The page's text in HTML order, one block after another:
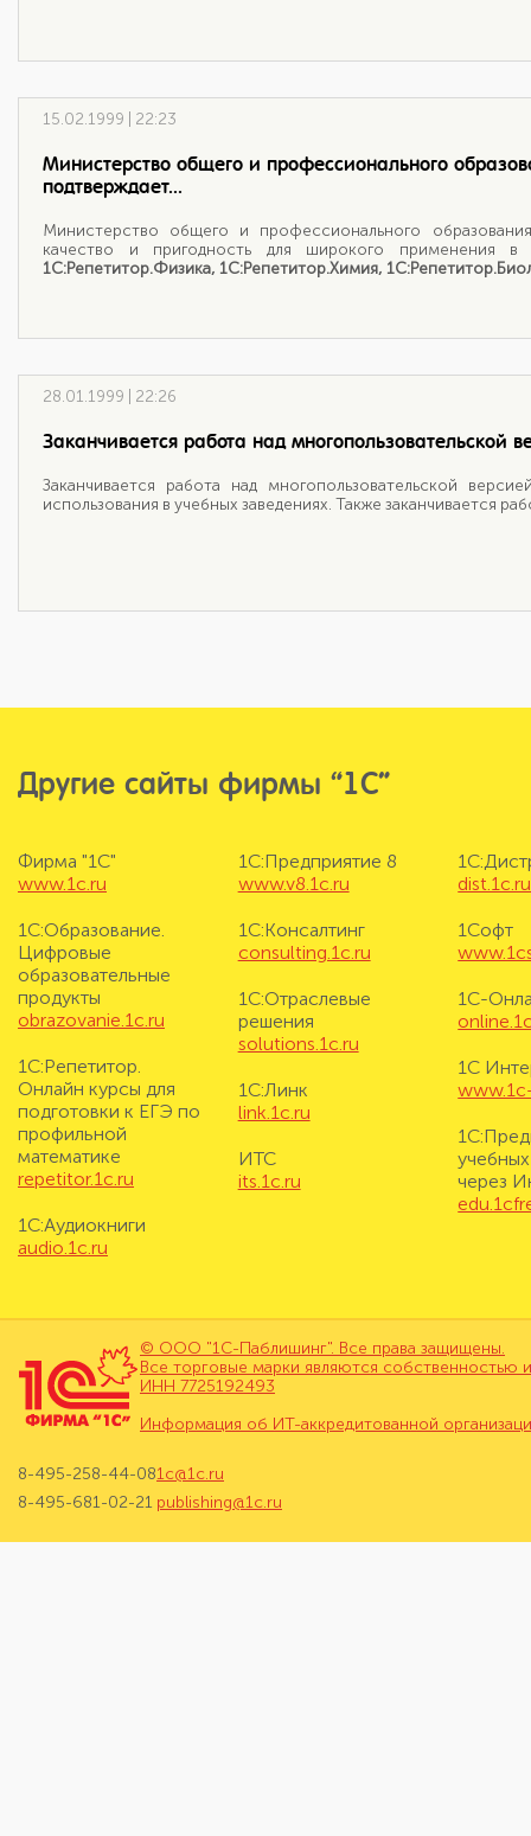
15.02.1999 | 22:23
Министерство общего и профессионального
подтверждает...
Министерство общего и профессионального
качество и пригодность для широкого применения в
1С:Репетитор.Физика, 1С:Репетитор.Химия,
28.01.1999 | 22:26
Заканчивается работа над многопользовательской
Заканчивается работа над многопользовательской
использования в учебных заведениях. Также заканчивается
Другие сайты фирмы “1С”
Фирма "1С"
www.1c.ru
1С:Образование.
Цифровые
образовательные
продукты
obrazovanie.1c.ru
1С:Репетитор.
Онлайн курсы для
подготовки к ЕГЭ по
профильной
математике
repetitor.1c.ru
1С:Аудиокниги
audio.1c.ru
1С:Предприятие 8
www.v8.1c.ru
1С:Консалтинг
consulting.1c.ru
1С:Отраслевые
решения
solutions.1c.ru
1С:Линк
link.1c.ru
ИТС
its.1c.ru
dist.1c.ru
1Софт
1С-
1С
через
© ООО "1С-Паблишинг". Все права защищены.
Все торговые марки являются собственностью
ИНН 7725192493
Информация об ИТ-аккредитованной
8-495-258-44-08
8-495-681-02-21
1c@1c.ru
publishing@1c.ru